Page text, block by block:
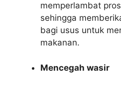
memperlambat
sehingga
bagi usus untuk
makanan.
Mencegah wasir